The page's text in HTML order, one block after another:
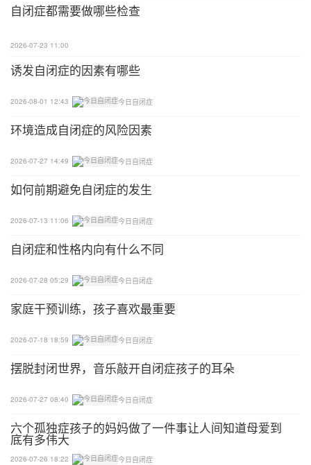
自闭症都需要做哪些检查
2026-07-23 11:00
诱发自闭症的因素有哪些
2026-08-01 12:43 今日自闭症
环境造成自闭症的风险因素
2026-07-27 14:49 今日自闭症
如何前期避免自闭症的发生
2026-07-13 11:06 今日自闭症
自闭症和性格内向有什么不同
2026-07-28 05:29 今日自闭症
家庭干预训练，孩子喜欢最重要
2026-07-18 18:59 今日自闭症
摆脱封闭世界，音乐敲开自闭症孩子的耳朵
2026-07-27 08:40 今日自闭症
六个孤独症孩子的妈妈做了一件事让人间知道母爱到
底有多伟大
2026-07-26 18:22 今日自闭症